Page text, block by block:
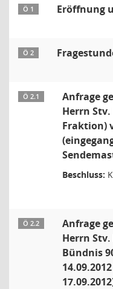
Ö 1 Eröffnung
Ö 2
Ö 2.1
Anfrage
Herrn Stv.
Fraktion)
Beschluss:
Ö 2.2
Anfrage
Herrn
Bündnis